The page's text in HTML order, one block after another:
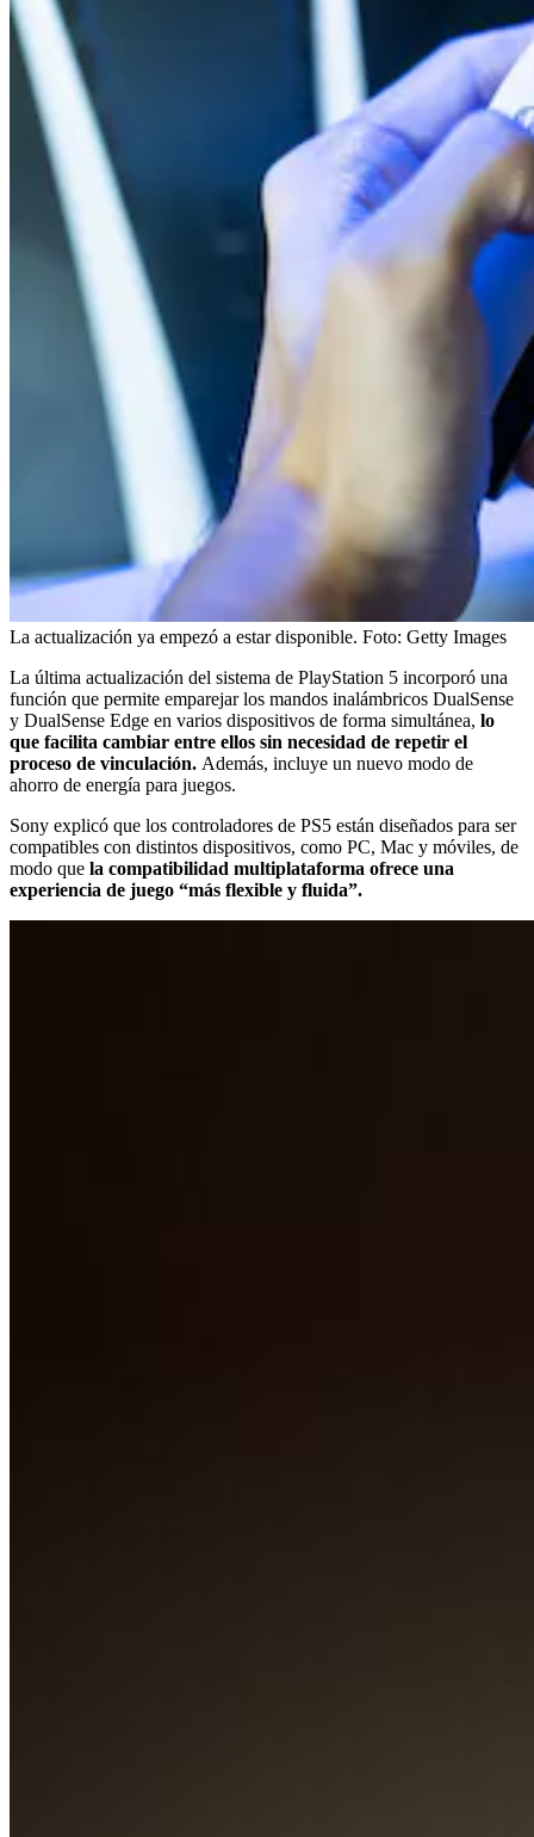
La actualización ya empezó a estar disponible. Foto: Getty Images
La última actualización del sistema de PlayStation 5 incorporó una
función que permite emparejar los mandos inalámbricos DualSense
y DualSense Edge en varios dispositivos de forma simultánea, lo
que facilita cambiar entre ellos sin necesidad de repetir el
proceso de vinculación. Además, incluye un nuevo modo de
ahorro de energía para juegos.
Sony explicó que los controladores de PS5 están diseñados para ser
compatibles con distintos dispositivos, como PC, Mac y móviles, de
modo que la compatibilidad multiplataforma ofrece una
experiencia de juego “más flexible y fluida”.